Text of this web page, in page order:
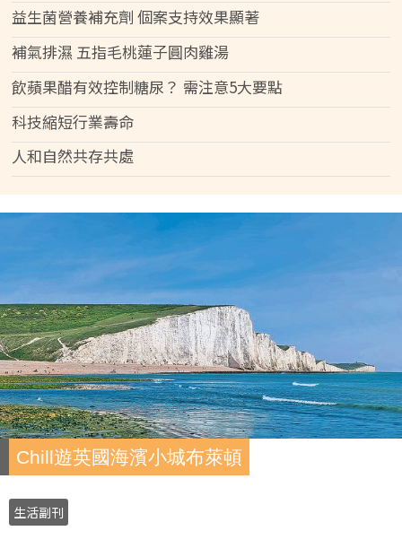
益生菌營養補充劑 個案支持效果顯著
補氣排濕 五指毛桃蓮子圓肉雞湯
飲蘋果醋有效控制糖尿？ 需注意5大要點
科技縮短行業壽命
人和自然共存共處
Chill遊英國海濱小城布萊頓
生活副刊